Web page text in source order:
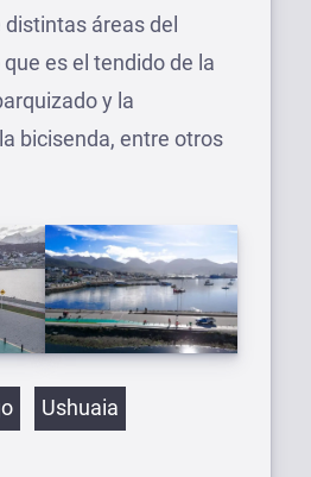
áreas del
es el tendido de la
y la
bicisenda, entre otros
Ushuaia